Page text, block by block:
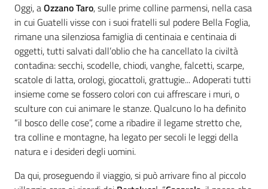
Oggi, aOzzano Taro, sulle prime colline parmensi, nella casa
in cui Guatelli visse con i suoi fratelli sul podere Bella Foglia,
rimane una silenziosa famiglia di centinaia e centinaia di
oggetti, tutti salvati dall’oblio che ha cancellato la civiltà
contadina: secchi, scodelle, chiodi, vanghe, falcetti, scarpe,
scatole di latta, orologi, giocattoli, grattugie... Adoperati tutti
insieme come se fossero colori con cui affrescare i muri, o
sculture con cui animare le stanze. Qualcuno lo ha definito
“il bosco delle cose”, come a ribadire il legame stretto che,
tra colline e montagne, ha legato per secoli le leggi della
natura e i desideri degli uomini.
Da qui, proseguendo il viaggio, si può arrivare fino al piccolo